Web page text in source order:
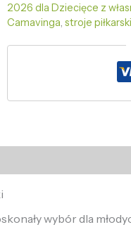
2026 dla Dziecięce z
Camavinga, stroje
wybór dla